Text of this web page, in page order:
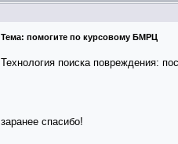
Тема: помогите по курсовому БМРЦ
Технология поиска повреждения:
заранее спасибо!